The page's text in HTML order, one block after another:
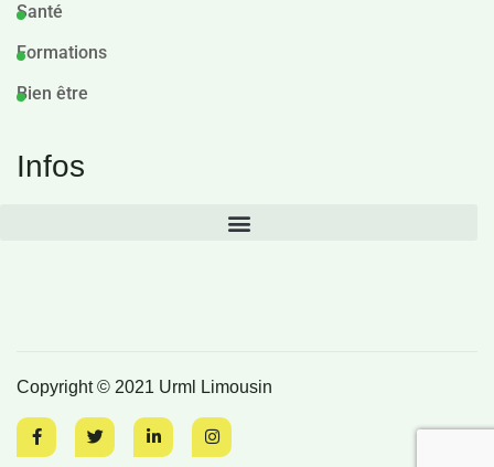
Santé
Formations
Bien être
Infos
Copyright © 2021 Urml Limousin